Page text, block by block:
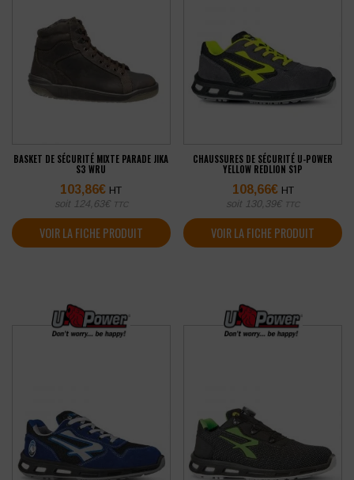
BASKET DE SÉCURITÉ MIXTE PARADE JIKA
S3 WRU
103,86€ HT
soit 124,63€ TTC
VOIR LA FICHE PRODUIT
CHAUSSURES DE SÉCURITÉ U-POWER
YELLOW REDLION S1P
108,66€ HT
soit 130,39€ TTC
VOIR LA FICHE PRODUIT